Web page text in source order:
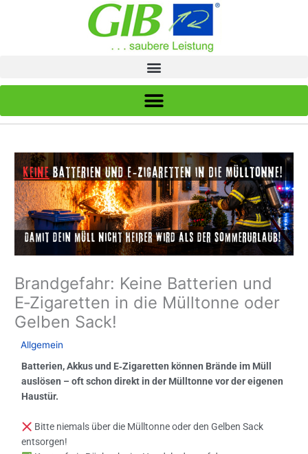
Brandgefahr: Keine Batterien und
E‑Zigaretten in die Mülltonne oder
Gelben Sack!
/Allgemein
Batterien, Akkus und E‑Zigaretten können Brände im Müll
auslösen – oft schon direkt in der Mülltonne vor der eigenen
Haustür.
Bitte niemals über die Mülltonne oder den Gelben Sack
entsorgen!